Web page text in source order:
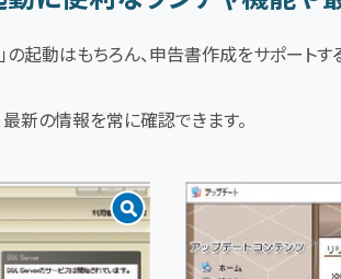
の起動はもちろん、申告書作成をサポート
新の情報を常に確認できます。